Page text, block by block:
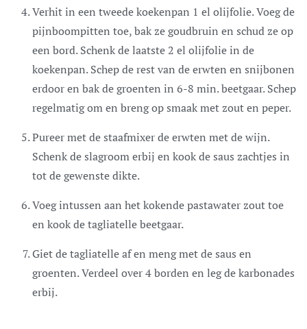
Verhit in een tweede koekenpan 1 el olijfolie. Voeg de
pijnboompitten toe, bak ze goudbruin en schud ze op
een bord. Schenk de laatste 2 el olijfolie in de
koekenpan. Schep de rest van de erwten en snijbonen
erdoor en bak de groenten in 6-8 min. beetgaar. Schep
regelmatig om en breng op smaak met zout en peper.
Pureer met de staafmixer de erwten met de wijn.
Schenk de slagroom erbij en kook de saus zachtjes in
tot de gewenste dikte.
Voeg intussen aan het kokende pastawater zout toe
en kook de tagliatelle beetgaar.
Giet de tagliatelle af en meng met de saus en
groenten. Verdeel over 4 borden en leg de karbonades
erbij.